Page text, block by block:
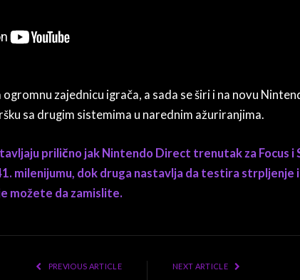
zajednicu igrača, a sada se širi i na novu
sa drugim sistemima u narednim ažuriranjima.
prilično jak Nintendo Direct trenutak za Focus i
milenijumu, dok druga nastavlja da testira strpljenje
možete da zamislite.
PREVIOUS ARTICLE NEXT ARTICLE